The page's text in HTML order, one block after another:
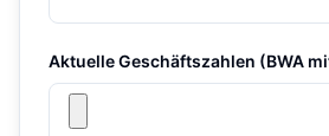
Aktuelle Geschäftszahlen (BWA